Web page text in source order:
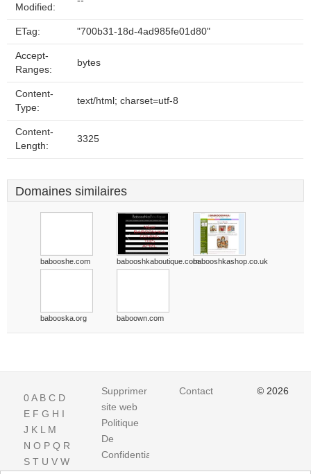
Modified:
ETag: "700b31-18d-4ad985fe01d80"
Accept-
Ranges:
bytes
Content-
Type:
text/html; charset=utf-8
Content-
Length:
3325
Domaines similaires
babooshe.com babooshkaboutique.combabooshkashop.co.uk
babooska.org baboown.com
0A B C D
E F G H I
J K L M
N O P Q R
S T U V W
Supprimer
site web
Politique
De
Confidentialite
Contact © 2026